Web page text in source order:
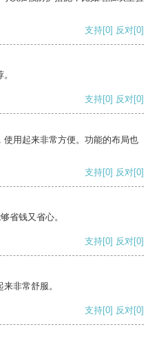
支持[0] 反对[0]
支持[0] 反对[0]
用起来非常方便。功能的布局也
支持[0] 反对[0]
省钱又省心。
支持[0] 反对[0]
非常舒服。
支持[0] 反对[0]